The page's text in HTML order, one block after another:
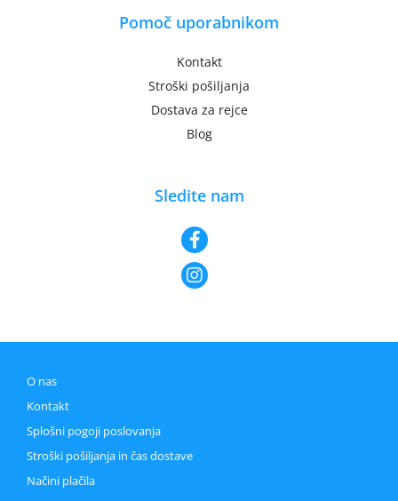
Pomoč uporabnikom
Kontakt
Stroški pošiljanja
Dostava za rejce
Blog
Sledite nam
O nas
Kontakt
Splošni pogoji poslovanja
Stroški pošiljanja in čas dostave
Načini plačila